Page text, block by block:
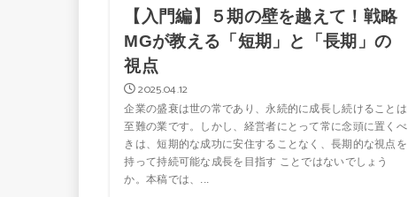
【入門編】５期の壁を越えて！戦略
MGが教える「短期」と「長期」の
視点
2025.04.12
企業の盛衰は世の常であり、永続的に成長し続けることは
至難の業です。しかし、経営者にとって常に念頭に置くべ
きは、短期的な成功に安住することなく、長期的な視点を
持って持続可能な成長を目指す ことではないでしょう
か。本稿では、...